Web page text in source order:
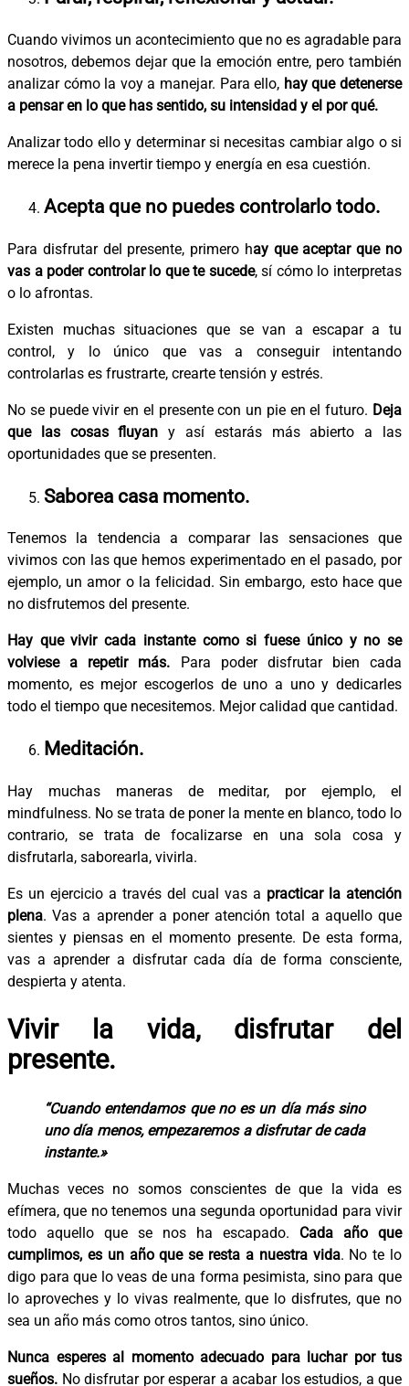
Cuando vivimos un acontecimiento que no es agradable para
nosotros, debemos dejar que la emoción entre, pero también
analizar cómo la voy a manejar. Para ello, hay que detenerse
a pensar en lo que has sentido, su intensidad y el por qué.
Analizar todo ello y determinar si necesitas cambiar algo o si
merece la pena invertir tiempo y energía en esa cuestión.
Acepta que no puedes controlarlo todo.
Para disfrutar del presente, primero hay que aceptar que no
vas a poder controlar lo que te sucede, sí cómo lo interpretas
o lo afrontas.
Existen muchas situaciones que se van a escapar a tu
control, y lo único que vas a conseguir intentando
controlarlas es frustrarte, crearte tensión y estrés.
No se puede vivir en el presente con un pie en el futuro. Deja
que las cosas fluyan y así estarás más abierto a las
oportunidades que se presenten.
Saborea casa momento.
Tenemos la tendencia a comparar las sensaciones que
vivimos con las que hemos experimentado en el pasado, por
ejemplo, un amor o la felicidad. Sin embargo, esto hace que
no disfrutemos del presente.
Hay que vivir cada instante como si fuese único y no se
volviese a repetir más. Para poder disfrutar bien cada
momento, es mejor escogerlos de uno a uno y dedicarles
todo el tiempo que necesitemos. Mejor calidad que cantidad.
Meditación.
Hay muchas maneras de meditar, por ejemplo, el
mindfulness. No se trata de poner la mente en blanco, todo lo
contrario, se trata de focalizarse en una sola cosa y
disfrutarla, saborearla, vivirla.
Es un ejercicio a través del cual vas a practicar la atención
plena. Vas a aprender a poner atención total a aquello que
sientes y piensas en el momento presente. De esta forma,
vas a aprender a disfrutar cada día de forma consciente,
despierta y atenta.
Vivir la vida, disfrutar del
presente.
“Cuando entendamos que no es un día más sino
uno día menos, empezaremos a disfrutar de cada
instante.»
Muchas veces no somos conscientes de que la vida es
efímera, que no tenemos una segunda oportunidad para vivir
todo aquello que se nos ha escapado. Cada año que
cumplimos, es un año que se resta a nuestra vida. No te lo
digo para que lo veas de una forma pesimista, sino para que
lo aproveches y lo vivas realmente, que lo disfrutes, que no
sea un año más como otros tantos, sino único.
Nunca esperes al momento adecuado para luchar por tus
sueños. No disfrutar por esperar a acabar los estudios, a que